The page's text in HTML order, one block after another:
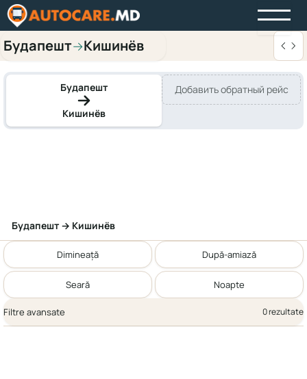
Будапешт→Кишинёв
Будапешт
Кишинёв
Добавить обратный рейс
Будапешт → Кишинёв
Dimineață După-amiază
Seară Noapte
Filtre avansate 0 rezultate